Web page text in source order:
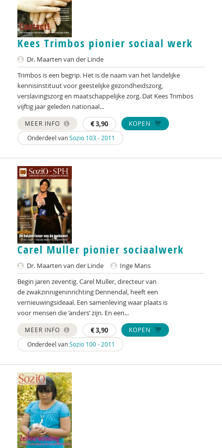
Kees Trimbos pionier sociaal werk
Dr. Maarten van der Linde
Trimbos is een begrip. Het is de naam van het landelijke
kennisinstituut voor geestelijke gezondheidszorg,
verslavingszorg en maatschappelijke zorg. Dat Kees Trimbos
vijftig jaar geleden nationaal...
MEER INFO €3,90
KOPEN
Onderdeel vanSozio 103 - 2011
Carel Muller pionier sociaalwerk
Dr. Maarten van der Linde
Inge Mans
Begin jaren zeventig. Carel Muller, directeur van
de zwakzinnigeninrichting Dennendal, heeft een
vernieuwingsideaal. Een samenleving waar plaats is
voor mensen die ‘anders’ zijn. En een...
MEER INFO €3,90
KOPEN
Onderdeel vanSozio 100 - 2011